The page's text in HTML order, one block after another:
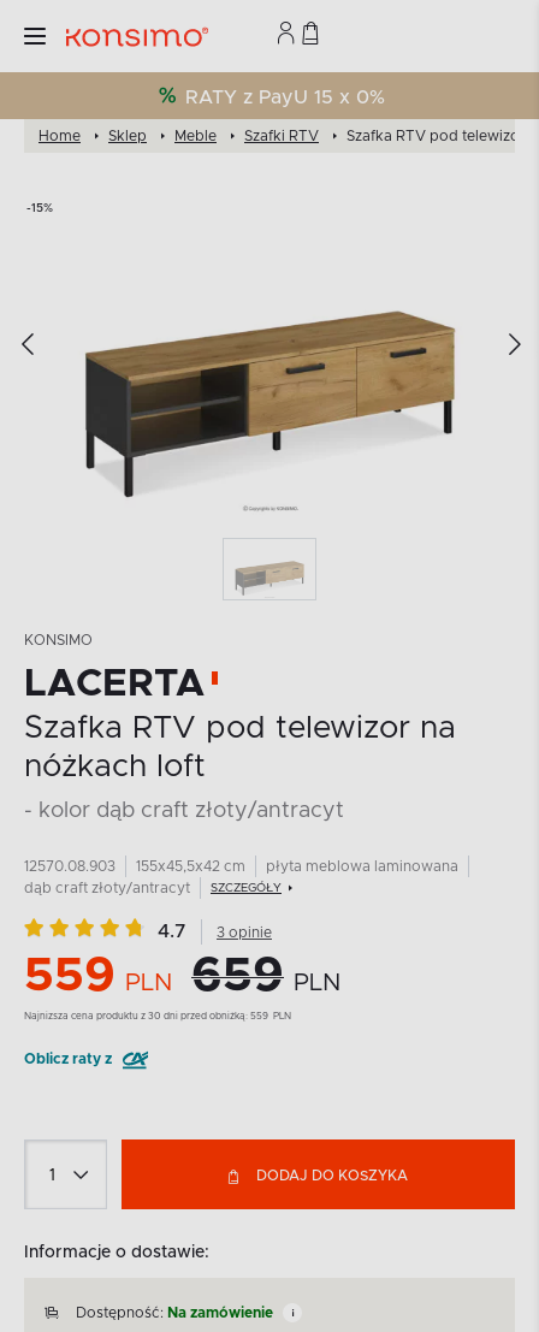
RATY z PayU 15 x 0%
Home Sklep Meble Szafki RTV Szafka RTV pod telewizor
-15%
KONSIMO
LACERTA
Szafka RTV pod telewizor na
nóżkach loft
- kolor dąb craft złoty/antracyt
12570.08.903 155x45,5x42 cm
płyta meblowa laminowana
dąb craft złoty/antracyt
SZCZEGÓŁY
4.7 3 opinie
559 PLN 659 PLN
Najnizsza cena produktu z 30 dni przed obniżką: 559 PLN
Oblicz raty z
DODAJ DO KOSZYKA
Informacje o dostawie:
Dostępność: Na zamówienie